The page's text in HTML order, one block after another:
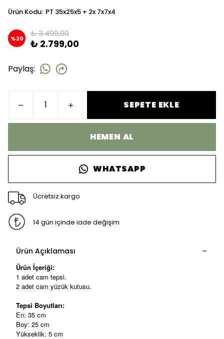
Ürün Kodu: PT 35x25x5 + 2x 7x7x4
%20 ₺ 3.499,00
₺ 2.799,00
Paylaş:
SEPETE EKLE
HEMEN AL
WHATSAPP
Ücretsiz kargo
14 gün içinde iade değişim
Ürün Açıklaması
Ürün İçeriği:
1 adet cam tepsi.
2 adet cam yüzük kutusu.
Tepsi Boyutları:
En: 35 cm
Boy: 25 cm
Yükseklik: 5 cm